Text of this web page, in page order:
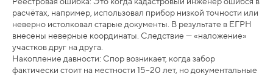
расчётах, например, использовал прибор низкой точности или
неверно истолковал старые документы. В результате в ЕГРН
внесены неверные координаты. Следствие — «наложение»
участков друг на друга.
Накопление давности: Спор возникает, когда забор
фактически стоит на местности 15–20 лет, но документальные